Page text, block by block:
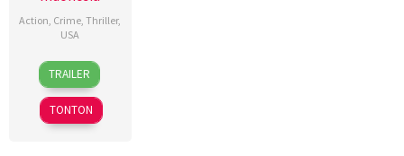
Action, Crime,Thriller,
USA
23
Sep
2017
Dave
Halls
TRAILER
TONTON